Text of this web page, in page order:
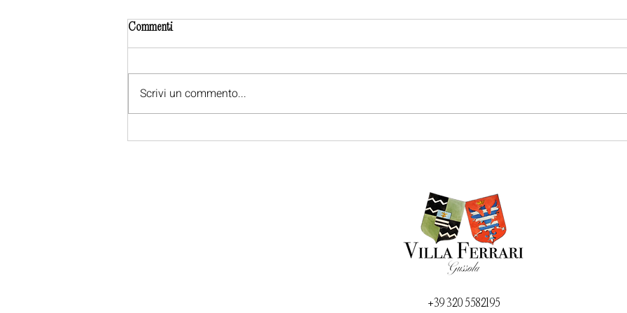
Commenti
Scrivi un commento...
+39 320 5582195